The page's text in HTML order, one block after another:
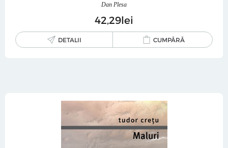
Dan Plesa
42 29lei
DETALII CUMPĂRĂ